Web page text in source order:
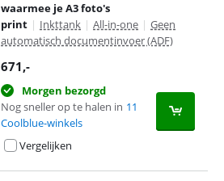
waarmee je A3 foto's
print | Inkttank | All-in-one | Geen
automatisch documentinvoer (ADF)
671,-
Morgen bezorgd
Nog sneller op te halen in 11
Coolblue-winkels
Vergelijken